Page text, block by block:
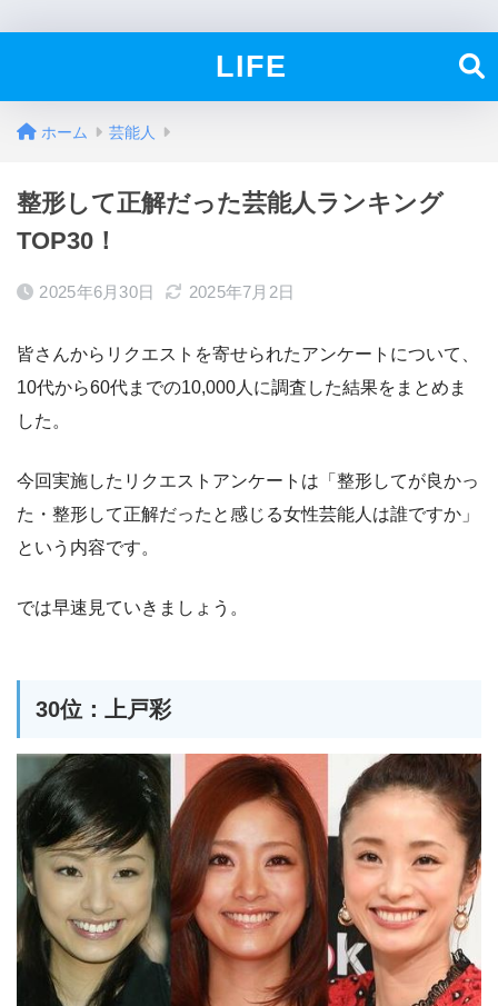
LIFE
ホーム 芸能人
整形して正解だった芸能人ランキング
TOP30！
2025年6月30日 2025年7月2日
皆さんからリクエストを寄せられたアンケートについて、
10代から60代までの10,000人に調査した結果をまとめま
した。
今回実施したリクエストアンケートは「整形してが良かっ
た・整形して正解だったと感じる女性芸能人は誰ですか」
という内容です。
では早速見ていきましょう。
30位：上戸彩